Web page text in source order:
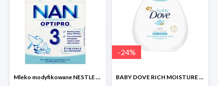
Mleko modyfikowane NESTLE NAN OPTIPRO 3 -50%
-24%
BABY DOVE RICH MOISTURE balsam nawilżający